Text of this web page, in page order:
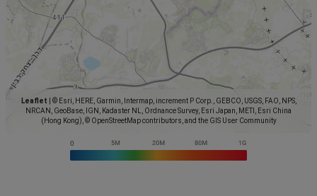
Leaflet
© Esri, HERE, Garmin, Intermap, increment P Corp., GEBCO, USGS, FAO, NPS,
NRCAN, GeoBase, IGN, Kadaster NL, Ordnance Survey, Esri Japan, METI, Esri China
(Hong Kong), © OpenStreetMap contributors, and the GIS User Community